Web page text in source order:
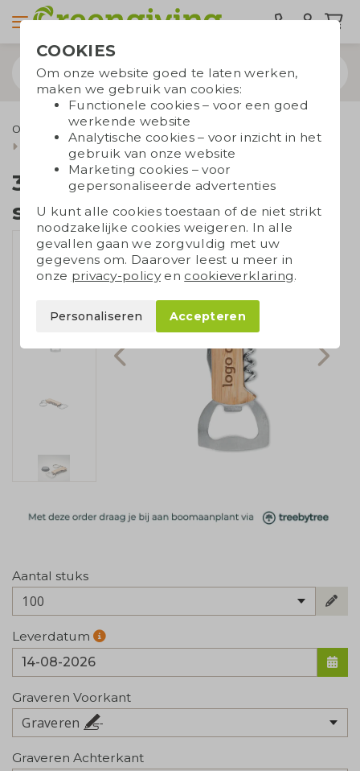
Outdoor & Vrije tijd
Sleutelhangers met logo
3-in-1 bamboe sleutelhanger
3-in-1 bamboe
sleutelhanger
Aantal stuks
100
Leverdatum
Graveren Voorkant
Graveren
Graveren Achterkant
COOKIES
Om onze website goed te laten werken,
maken we gebruik van cookies:
Functionele cookies – voor een goed
werkende website
Analytische cookies – voor inzicht in het
gebruik van onze website
Marketing cookies – voor
gepersonaliseerde advertenties
U kunt alle cookies toestaan of de niet strikt
noodzakelijke cookies weigeren. In alle
gevallen gaan we zorgvuldig met uw
gegevens om. Daarover leest u meer in
onze privacy-policyen cookieverklaring.
Personaliseren Accepteren